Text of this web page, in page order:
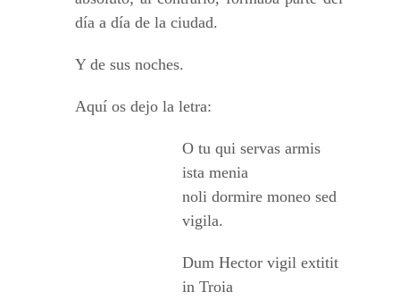
día a día de la ciudad.
Y de sus noches.
Aquí os dejo la letra:
O tu qui servas armis
ista menia
noli dormire moneo sed
vigila.
Dum Hector vigil extitit
in Troia